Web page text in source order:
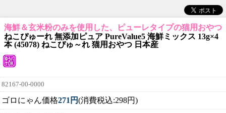
海鮮＆玄米粉のみを使用した、ピューレタイプの猫用おやつ
ねこぴゅーれ 無添加ピュア PureValue5 海鮮ミックス 13g×4
本 (45078) ねこぴゅ～れ 猫用おやつ 日本産
82167-00-0000
ゴロにゃん価格271円(消費税込:298円)